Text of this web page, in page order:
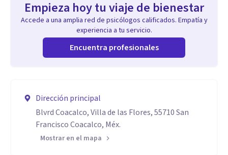
Empieza hoy tu viaje de bienestar
Accede a una amplia red de psicólogos calificados. Empatía y
experiencia a tu servicio.
Encuentra profesionales
Dirección principal
Blvrd Coacalco, Villa de las Flores, 55710 San
Francisco Coacalco, Méx.
Mostrar en el mapa